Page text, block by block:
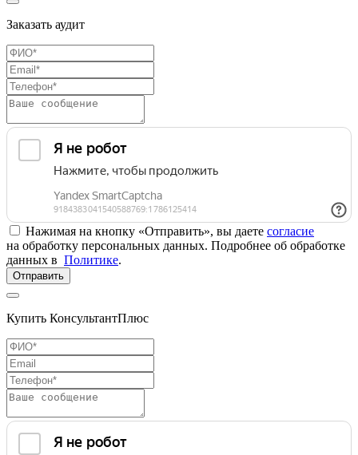
Заказать аудит
Нажимая на кнопку «Отправить», вы даете согласие
на обработку персональных данных. Подробнее об обработке
данных в Политике.
Отправить
Купить КонсультантПлюс